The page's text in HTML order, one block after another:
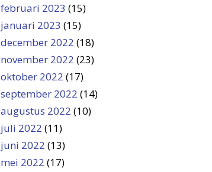
februari 2023 (15)
januari 2023 (15)
december 2022 (18)
november 2022 (23)
oktober 2022 (17)
september 2022 (14)
augustus 2022 (10)
juli 2022 (11)
juni 2022 (13)
mei 2022 (17)